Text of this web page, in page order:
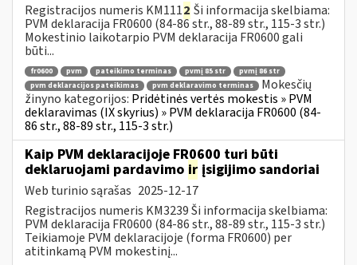
Registracijos numeris KM1112 Ši informacija skelbiama:
PVM deklaracija FR0600 (84-86 str., 88-89 str., 115-3 str.)
Mokestinio laikotarpio PVM deklaracija FR0600 gali
būti...
fr0600 pvm pateikimo terminas pvmį 85 str
pvmį 86 str
pvm deklaracijos pateikimas
pvm deklaravimo terminas
Mokesčių
žinyno kategorijos: Pridėtinės vertės mokestis » PVM
deklaravimas (IX skyrius) » PVM deklaracija FR0600 (84-
86 str., 88-89 str., 115-3 str.)
Kaip PVM deklaracijoje FR0600 turi būti
deklaruojami pardavimo ir įsigijimo sandoriai
Web turinio sąrašas 2025-12-17
Registracijos numeris KM3239 Ši informacija skelbiama:
PVM deklaracija FR0600 (84-86 str., 88-89 str., 115-3 str.)
Teikiamoje PVM deklaracijoje (forma FR0600) per
atitinkamą PVM mokestinį...